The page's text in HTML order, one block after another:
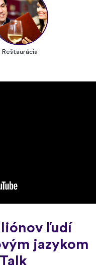
Reštaurácia
ľudí
jazykom